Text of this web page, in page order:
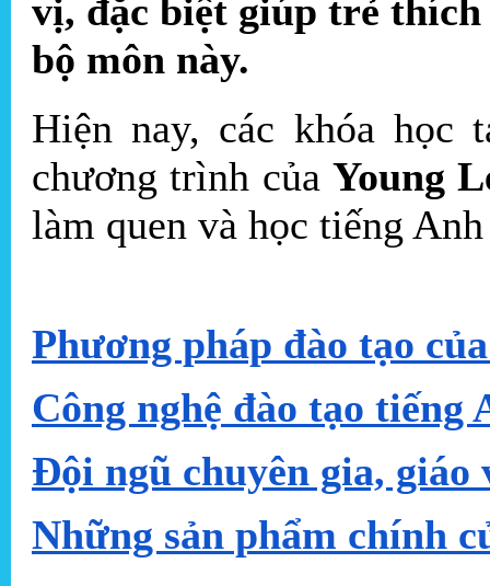
vị, đặc biệt giúp trẻ
bộ môn này.
Hiện nay, các khóa học
chương trình củaYoung
làm quen và học tiếng
Phương pháp đào tạo
Công nghệ đào tạo
Đội ngũ chuyên gia,
Những sản phẩm chính